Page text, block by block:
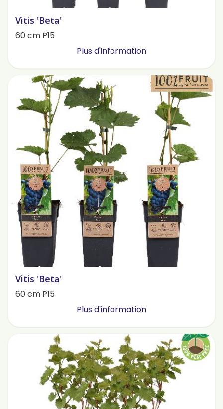
Vitis 'Beta'
60 cm P15
Plus d'information
Vitis 'Beta'
60 cm P15
Plus d'information